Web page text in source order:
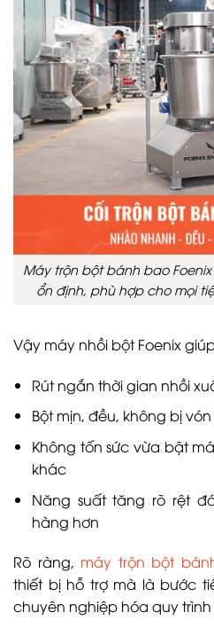
Máy trộn bột bánh bao
ổn định, phù hợp cho mọi
Vậy máy nhồi bột Foenix
Rút ngắn thời gian nhồi
Bột mịn, đều, không bị
Không tốn sức vừa bật
khác
Năng suất tăng rõ rệt
hàng hơn
Rõ ràng, máy trộn bột
thiết bị hỗ trợ mà là bước
chuyên nghiệp hóa quy